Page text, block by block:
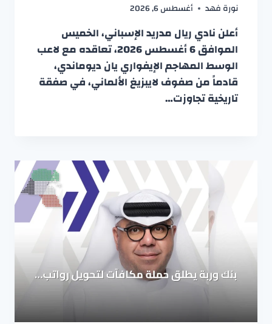
نورة فهد أغسطس 6, 2026
أعلن نادي ريال مدريد الإسباني، الخميس
الموافق 6 أغسطس 2026، تعاقده مع لاعب
الوسط المهاجم الإيفواري يان ديوماندي،
قادماً من صفوف لايبزيغ الألماني، في صفقة
تاريخية تجاوزت…